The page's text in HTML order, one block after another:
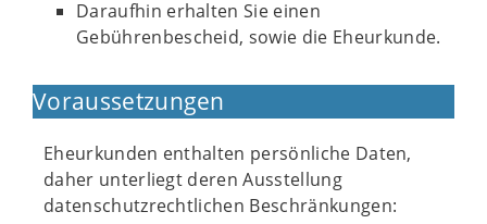
Daraufhin erhalten Sie einen
Gebührenbescheid, sowie die Eheurkunde.
Voraussetzungen
Eheurkunden enthalten persönliche Daten,
daher unterliegt deren Ausstellung
datenschutzrechtlichen Beschränkungen: